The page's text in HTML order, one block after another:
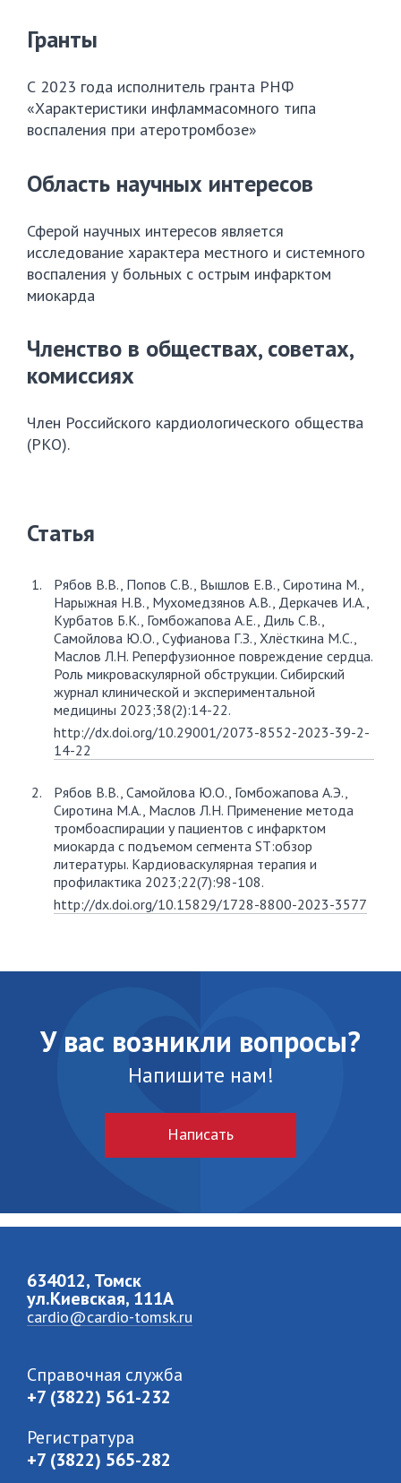
Гранты
С 2023 года исполнитель гранта РНФ
«Характеристики инфламмасомного типа
воспаления при атеротромбозе»
Область научных интересов
Сферой научных интересов является
исследование характера местного и системного
воспаления у больных с острым инфарктом
миокарда
Членство в обществах, советах,
комиссиях
Член Российского кардиологического общества
(РКО).
Статья
Рябов В.В., Попов С.В., Вышлов Е.В., Сиротина М.,
Нарыжная Н.В., Мухомедзянов А.В., Деркачев И.А.,
Курбатов Б.К., Гомбожапова А.Е., Диль С.В.,
Самойлова Ю.О., Суфианова Г.З., Хлёсткина М.С.,
Маслов Л.Н. Реперфузионное повреждение сердца.
Роль микроваскулярной обструкции. Сибирский
журнал клинической и экспериментальной
медицины 2023;38(2):14-22.
http://dx.doi.org/10.29001/2073-8552-2023-39-2-
14-22
Рябов В.В., Самойлова Ю.О., Гомбожапова А.Э.,
Сиротина М.А., Маслов Л.Н. Применение метода
тромбоаспирации у пациентов с инфарктом
миокарда с подъемом сегмента ST:обзор
литературы. Кардиоваскулярная терапия и
профилактика 2023;22(7):98-108.
http://dx.doi.org/10.15829/1728-8800-2023-3577
У вас возникли вопросы?
Напишите нам!
Написать
634012, Томск
ул.Киевская, 111A
cardio@cardio-tomsk.ru
Справочная служба
+7 (3822) 561-232
Регистратура
+7 (3822) 565-282